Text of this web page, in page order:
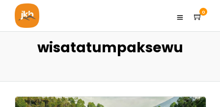
0
wisatatumpaksewu